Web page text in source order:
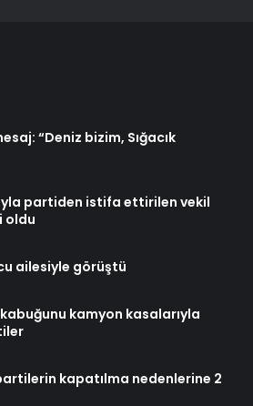
“Deniz bizim, Sığacık
partiden istifa ettirilen vekil
oldu
ailesiyle görüştü
kamyon kasalarıyla
partilerin kapatılma nedenlerine 2